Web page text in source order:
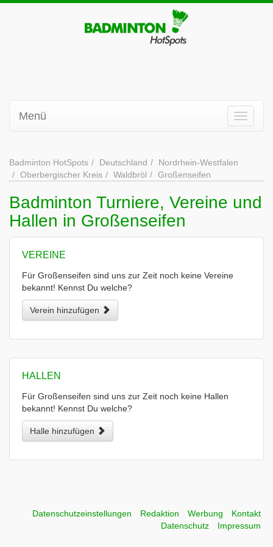
Menü
Badminton HotSpots Deutschland
Nordrhein-Westfalen
Oberbergischer Kreis
Waldbröl Großenseifen
Badminton Turniere, Vereine und
Hallen in Großenseifen
VEREINE
Für Großenseifen sind uns zur Zeit noch keine Vereine
bekannt! Kennst Du welche?
Verein hinzufügen
HALLEN
Für Großenseifen sind uns zur Zeit noch keine Hallen
bekannt! Kennst Du welche?
Halle hinzufügen
Datenschutzeinstellungen Redaktion Werbung
Kontakt
Datenschutz
Impressum